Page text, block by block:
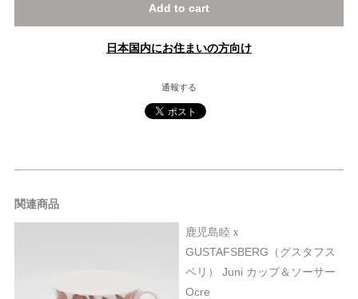
Add to cart
日本国内にお住まいの方向け
通報する
関連商品
鹿児島睦ｘ
GUSTAFSBERG（グスタフス
ベリ） Juni カップ＆ソーサー
Ocre